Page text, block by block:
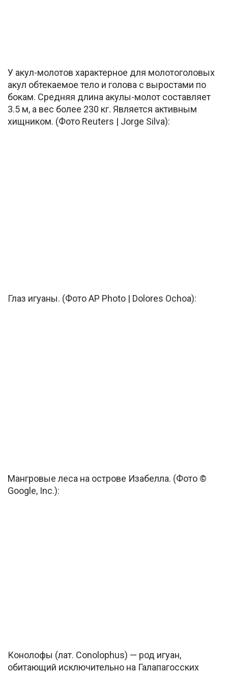
У акул-молотов характерное для молотоголовых
акул обтекаемое тело и голова с выростами по
бокам. Средняя длина акулы-молот составляет
3.5 м, а вес более 230 кг. Является активным
хищником. (Фото Reuters | Jorge Silva):
Глаз игуаны. (Фото AP Photo | Dolores Ochoa):
Мангровые леса на острове Изабелла. (Фото ©
Google, Inc.):
Конолофы (лат. Conolophus) — род игуан,
обитающий исключительно на Галапагосских